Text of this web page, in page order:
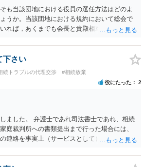
も当該団地における役員の選任方法はどのよ
うか。当該団地における規約において総会で
れば，あくまでも会長と貴殿相互間における
契約は有効に成立しています。当該団地にお
専権でできるのであれば，貴殿と会長との合
下さい
続トラブルの代理交渉 #相続放棄
役にたった 2
ました。 弁護士であれ司法書士であれ、相続
庭裁判所への書類提出まで行った場合には、
連絡を事実上（サービスとして）行うことは
した。